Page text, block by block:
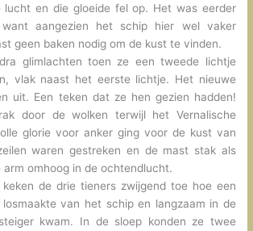
lucht en die gloeide fel op. Het was eerder
aangezien het schip hier wel vaker
geen baken nodig om de kust te vinden.
glimlachten toen ze een tweede lichtje
vlak naast het eerste lichtje. Het nieuwe
uit. Een teken dat ze hen gezien hadden!
door de wolken terwijl het Vernalische
glorie voor anker ging voor de kust van
waren gestreken en de mast stak als
omhoog in de ochtendlucht.
de drie tieners zwijgend toe hoe een
losmaakte van het schip en langzaam in de
kwam. In de sloep konden ze twee